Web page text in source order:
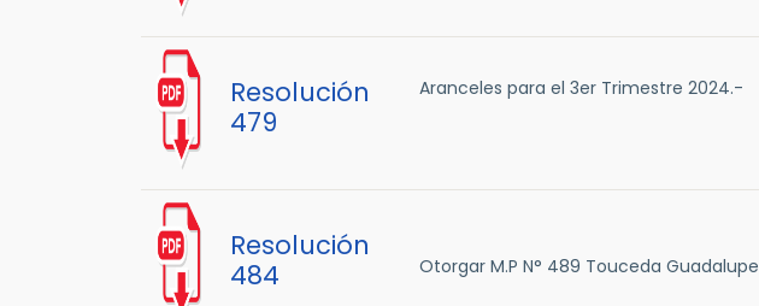
Resolución
479
Aranceles para el 3er Trimestre 2024.-
Resolución
484
Otorgar M.P N° 489 Touceda Guadalupe